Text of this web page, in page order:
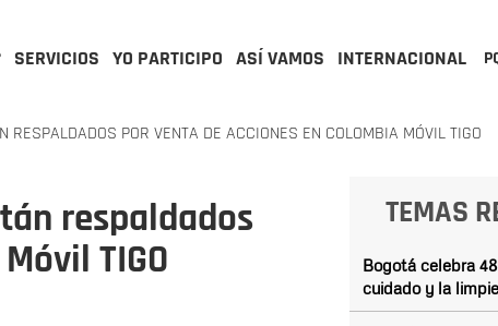
SERVICIOS YO PARTICIPO ASÍ VAMOS INTERNACIONAL
RESPALDADOS POR VENTA DE ACCIONES EN COLOMBIA MÓVIL TIGO
respaldados
TIGO
TEMAS
Bogotá celebra
cuidado y la